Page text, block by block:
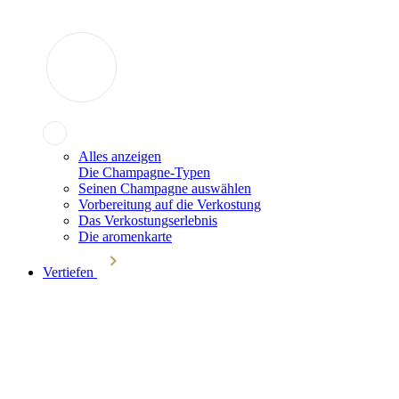
Alles anzeigen
Die Champagne-Typen
Seinen Champagne auswählen
Vorbereitung auf die Verkostung
Das Verkostungserlebnis
Die aromenkarte
Vertiefen